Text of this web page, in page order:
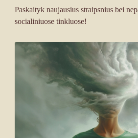
Paskaityk naujausius straipsnius bei
socialiniuose tinkluose!